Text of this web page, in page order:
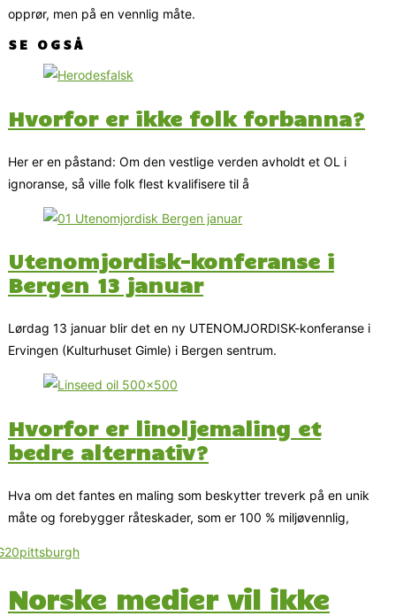
opprør, men på en vennlig måte.
SE OGSÅ
Hvorfor er ikke folk forbanna?
Her er en påstand: Om den vestlige verden avholdt et OL i
ignoranse, så ville folk flest kvalifisere til å
Utenomjordisk-konferanse i
Bergen 13 januar
Lørdag 13 januar blir det en ny UTENOMJORDISK-konferanse i
Ervingen (Kulturhuset Gimle) i Bergen sentrum.
Hvorfor er linoljemaling et
bedre alternativ?
Hva om det fantes en maling som beskytter treverk på en unik
måte og forebygger råteskader, som er 100 % miljøvennlig,
Norske medier vil ikke